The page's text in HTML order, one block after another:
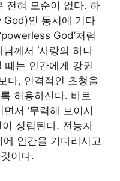
전혀 모순이 없다. 하
인 동시에 기다
God’처럼
께서 ‘사랑의 하나
때는 인간에게 강권
다, 인격적인 초청을
허용하신다. 바로
면서 ‘무력해 보이시
이 성립된다. 전능자
인간을 기다리시고
이다.